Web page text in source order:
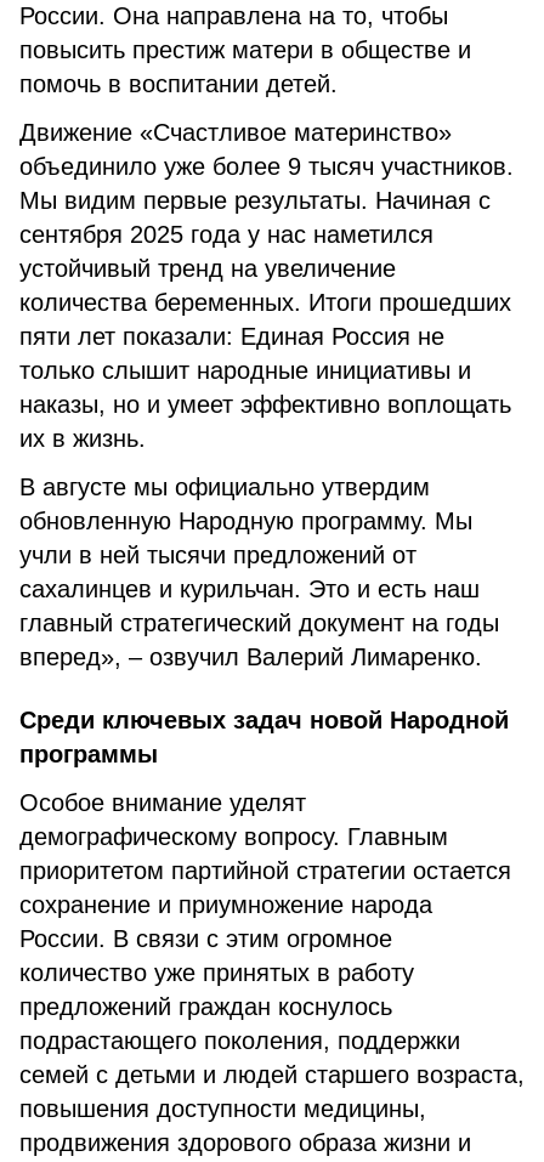
России. Она направлена на то, чтобы
повысить престиж матери в обществе и
помочь в воспитании детей.
Движение «Счастливое материнство»
объединило уже более 9 тысяч участников.
Мы видим первые результаты. Начиная с
сентября 2025 года у нас наметился
устойчивый тренд на увеличение
количества беременных. Итоги прошедших
пяти лет показали: Единая Россия не
только слышит народные инициативы и
наказы, но и умеет эффективно воплощать
их в жизнь.
В августе мы официально утвердим
обновленную Народную программу. Мы
учли в ней тысячи предложений от
сахалинцев и курильчан. Это и есть наш
главный стратегический документ на годы
вперед», – озвучил Валерий Лимаренко.
Среди ключевых задач новой Народной
программы
Особое внимание уделят
демографическому вопросу. Главным
приоритетом партийной стратегии остается
сохранение и приумножение народа
России. В связи с этим огромное
количество уже принятых в работу
предложений граждан коснулось
подрастающего поколения, поддержки
семей с детьми и людей старшего возраста,
повышения доступности медицины,
продвижения здорового образа жизни и